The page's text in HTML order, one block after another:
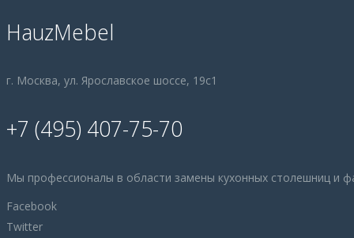
HauzMebel
г. Москва, ул. Ярославское шоссе, 19с1
+7 (495) 407-75-70
Мы профессионалы в области замены кухонных столешниц и
Facebook
Twitter